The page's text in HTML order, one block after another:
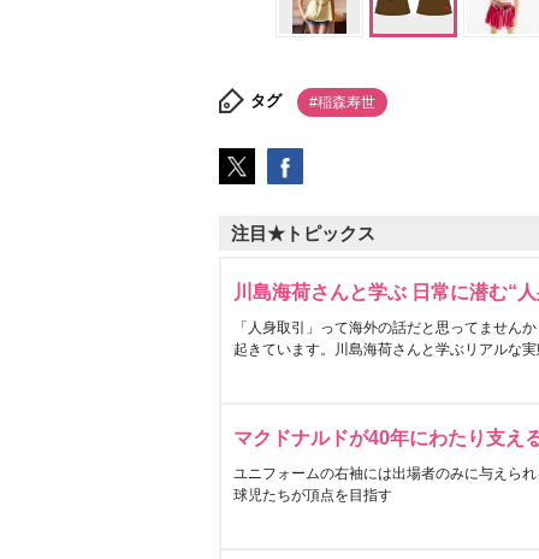
タグ #稲森寿世
注目★トピックス
川島海荷さんと学ぶ 日常に潜む“
「人身取引」って海外の話だと思ってません
起きています。川島海荷さんと学ぶリアルな
マクドナルドが40年にわたり支え
ユニフォームの右袖には出場者のみに与えら
球児たちが頂点を目指す